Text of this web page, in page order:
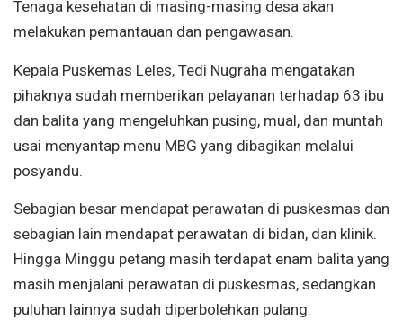
Tenaga kesehatan di masing-masing desa akan
melakukan pemantauan dan pengawasan.
Kepala Puskemas Leles, Tedi Nugraha mengatakan
pihaknya sudah memberikan pelayanan terhadap 63 ibu
dan balita yang mengeluhkan pusing, mual, dan muntah
usai menyantap menu MBG yang dibagikan melalui
posyandu.
Sebagian besar mendapat perawatan di puskesmas dan
sebagian lain mendapat perawatan di bidan, dan klinik.
Hingga Minggu petang masih terdapat enam balita yang
masih menjalani perawatan di puskesmas, sedangkan
puluhan lainnya sudah diperbolehkan pulang.